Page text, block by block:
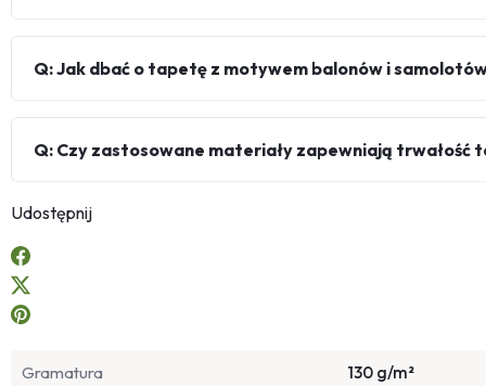
Q: Jak dbać o tapetę z motywem balonów i
Q: Czy zastosowane materiały zapewniają trwałość
Udostępnij
Gramatura 130 g/m²